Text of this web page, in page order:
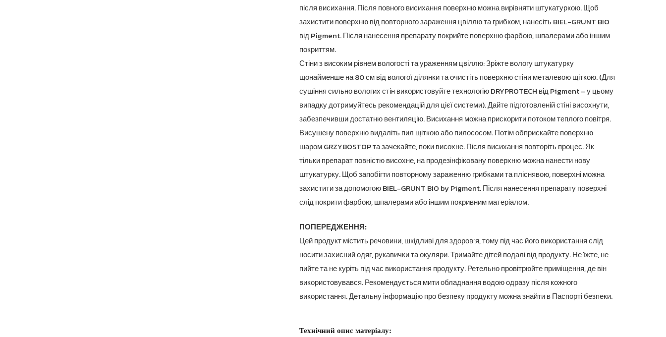
після висихання. Після повного висихання поверхню можна вирівняти штукатуркою. Щоб
захистити поверхню від повторного зараження цвіллю та грибком, нанесіть BIEL-GRUNT BIO
від Pigment. Після нанесення препарату покрийте поверхню фарбою, шпалерами або іншим
покриттям.
Стіни з високим рівнем вологості та ураженням цвіллю: Зріжте вологу штукатурку
щонайменше на 80 см від вологої ділянки та очистіть поверхню стіни металевою щіткою. (Для
сушіння сильно вологих стін використовуйте технологію DRYPROTECH від Pigment – ​​у цьому
випадку дотримуйтесь рекомендацій для цієї системи). Дайте підготовленій стіні висохнути,
забезпечивши достатню вентиляцію. Висихання можна прискорити потоком теплого повітря.
Висушену поверхню видаліть пил щіткою або пилососом. Потім обприскайте поверхню
шаром GRZYBOSTOP та зачекайте, поки висохне. Після висихання повторіть процес. Як
тільки препарат повністю висохне, на продезінфіковану поверхню можна нанести нову
штукатурку. Щоб запобігти повторному зараженню грибками та пліснявою, поверхні можна
захистити за допомогою BIEL-GRUNT BIO by Pigment. Після нанесення препарату поверхні
слід покрити фарбою, шпалерами або іншим покривним матеріалом.
ПОПЕРЕДЖЕННЯ:
Цей продукт містить речовини, шкідливі для здоров’я, тому під час його використання слід
носити захисний одяг, рукавички та окуляри. Тримайте дітей подалі від продукту. Не їжте, не
пийте та не куріть під час використання продукту. Ретельно провітрюйте приміщення, де він
використовувався. Рекомендується мити обладнання водою одразу після кожного
використання. Детальну інформацію про безпеку продукту можна знайти в Паспорті безпеки.
Технічний опис матеріалу: